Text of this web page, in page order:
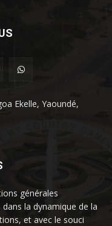
Ekelle, Yaoundé,
générales
la dynamique de la
et avec le souci